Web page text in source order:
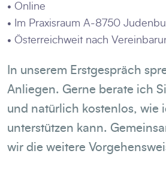
• Online
• Im Praxisraum A-8750
• Österreichweit nach
In unserem Erstgespräch
Anliegen. Gerne berate ich
und natürlich kostenlos, wie
unterstützen kann.
wir die weitere